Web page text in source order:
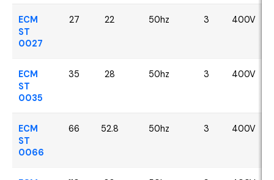
ECM
ST
0027
27 22 50hz 3 400V
ECM
ST
0035
35 28 50hz 3 400V
ECM
ST
0066
66 52.8 50hz 3 400V